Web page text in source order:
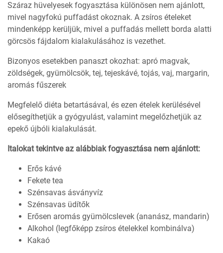
Száraz hüvelyesek fogyasztása különösen nem ajánlott,
mivel nagyfokú puffadást okoznak. A zsíros ételeket
mindenképp kerüljük, mivel a puffadás mellett borda alatti
görcsös fájdalom kialakulásához is vezethet.
Bizonyos esetekben panaszt okozhat: apró magvak,
zöldségek, gyümölcsök, tej, tejeskávé, tojás, vaj, margarin,
aromás fűszerek
Megfelelő diéta betartásával, és ezen ételek kerülésével
elősegíthetjük a gyógyulást, valamint megelőzhetjük az
epekő újbóli kialakulását.
Italokat tekintve az alábbiak fogyasztása nem ajánlott:
Erős kávé
Fekete tea
Szénsavas ásványvíz
Szénsavas üdítők
Erősen aromás gyümölcslevek (ananász, mandarin)
Alkohol (legfőképp zsíros ételekkel kombinálva)
Kakaó